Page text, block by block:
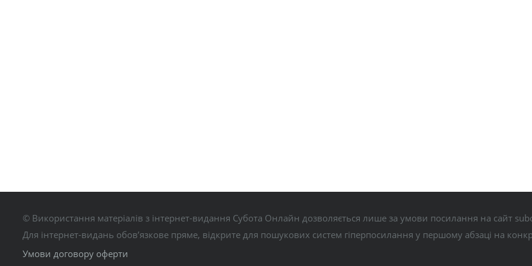
© Використання матеріалів з інтернет-видання Субота Онлайн дозволяється лише за умови посилання на сайт
Для інтернет-видань обов’язкове пряме, відкрите для пошукових систем гіперпосилання у першому абзаці на
Умови договору оферти